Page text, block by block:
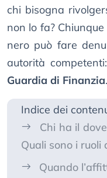
chi bisogna
non lo fa?
nero può fare
autorità
Guardia di Finanzia
Indice dei
Chi ha il
Quali sono i ruoli
Quando